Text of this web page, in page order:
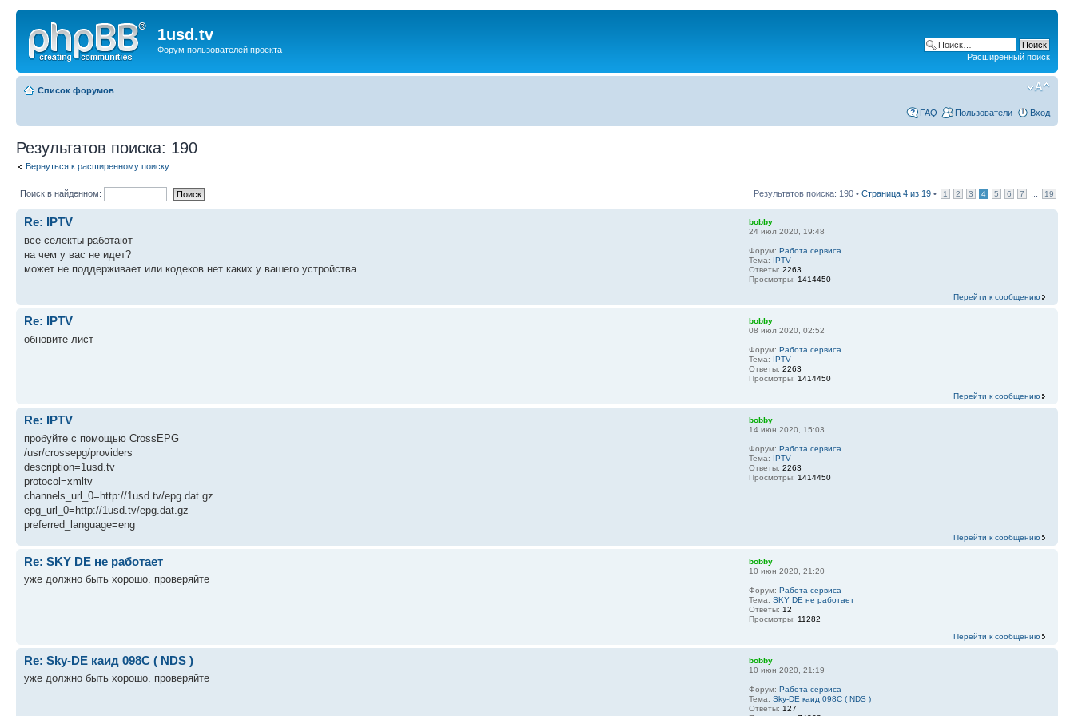
1usd.tv
Форум пользователей проекта
Расширенный поиск
Список форумов
FAQ Пользователи Вход
Результатов поиска: 190
Вернуться к расширенному поиску
Поиск в найденном: Результатов поиска: 190 • Страница 4 из 19 • 1 2 3 4 5 6 7 19
Re: IPTV
все селекты работают
на чем у вас не идет?
может не поддерживает или кодеков нет каких у вашего устройства
bobby
24 июл 2020, 19:48
Форум: Работа сервиса
Тема: IPTV
Ответы: 2263
Просмотры: 1414450
Перейти к сообщению
Re: IPTV
обновите лист
bobby
08 июл 2020, 02:52
Форум: Работа сервиса
Тема: IPTV
Ответы: 2263
Просмотры: 1414450
Перейти к сообщению
Re: IPTV
пробуйте с помощью CrossEPG
/usr/crossepg/providers
description=1usd.tv
protocol=xmltv
channels_url_0=http://1usd.tv/epg.dat.gz
epg_url_0=http://1usd.tv/epg.dat.gz
preferred_language=eng
bobby
14 июн 2020, 15:03
Форум: Работа сервиса
Тема: IPTV
Ответы: 2263
Просмотры: 1414450
Перейти к сообщению
Re: SKY DE не работает
уже должно быть хорошо. проверяйте
bobby
10 июн 2020, 21:20
Форум: Работа сервиса
Тема: SKY DE не работает
Ответы: 12
Просмотры: 11282
Перейти к сообщению
Re: Sky-DE каид 098С ( NDS )
уже должно быть хорошо. проверяйте
bobby
10 июн 2020, 21:19
Форум: Работа сервиса
Тема: Sky-DE каид 098С ( NDS )
Ответы: 127